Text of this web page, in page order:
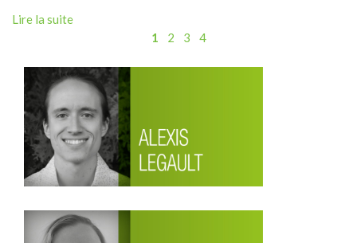
Lire la suite
1
2 3 4